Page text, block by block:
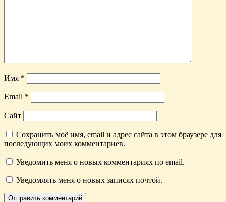
Имя *
Email *
Сайт
Сохранить моё имя, email и адрес сайта в этом браузере для
последующих моих комментариев.
Уведомить меня о новых комментариях по email.
Уведомлять меня о новых записях почтой.